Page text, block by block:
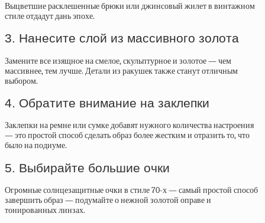
Выцветшие расклешенные брюки или джинсовый жилет в винтажном
стиле отдадут дань эпохе.
3. Нанесите слой из массивного золота
Замените все изящное на смелое, скульптурное и золотое — чем
массивнее, тем лучше. Детали из ракушек также станут отличным
выбором.
4. Обратите внимание на заклепки
Заклепки на ремне или сумке добавят нужного количества настроения
— это простой способ сделать образ более жестким и отразить то, что
было на подиуме.
5. Выбирайте большие очки
Огромные солнцезащитные очки в стиле 70-х — самый простой способ
завершить образ — подумайте о нежной золотой оправе и
тонированных линзах.